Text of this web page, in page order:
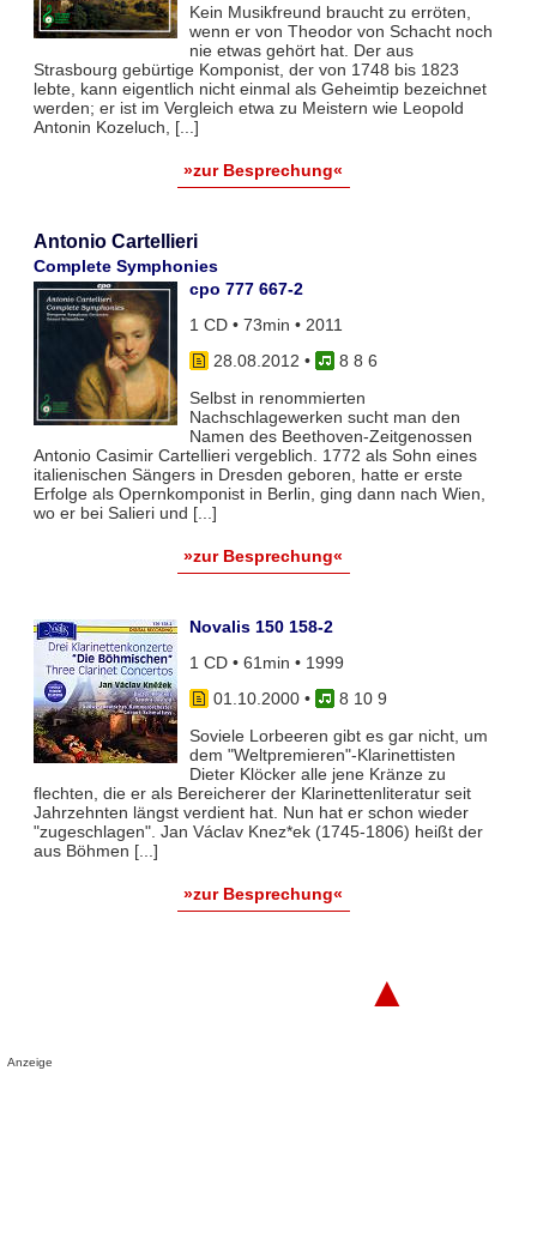
Kein Musikfreund braucht zu erröten,
wenn er von Theodor von Schacht noch
nie etwas gehört hat. Der aus
Strasbourg gebürtige Komponist, der von 1748 bis 1823
lebte, kann eigentlich nicht einmal als Geheimtip bezeichnet
werden; er ist im Vergleich etwa zu Meistern wie Leopold
Antonin Kozeluch, [...]
»zur Besprechung«
Antonio Cartellieri
Complete Symphonies
cpo 777 667-2
1 CD • 73min • 2011
28.08.2012 •
8 8 6
Selbst in renommierten
Nachschlagewerken sucht man den
Namen des Beethoven-Zeitgenossen
Antonio Casimir Cartellieri vergeblich. 1772 als Sohn eines
italienischen Sängers in Dresden geboren, hatte er erste
Erfolge als Opernkomponist in Berlin, ging dann nach Wien,
wo er bei Salieri und [...]
»zur Besprechung«
Novalis 150 158-2
1 CD • 61min • 1999
01.10.2000•
8 10 9
Soviele Lorbeeren gibt es gar nicht, um
dem "Weltpremieren"-Klarinettisten
Dieter Klöcker alle jene Kränze zu
flechten, die er als Bereicherer der Klarinettenliteratur seit
Jahrzehnten längst verdient hat. Nun hat er schon wieder
"zugeschlagen". Jan Václav Knez*ek (1745-1806) heißt der
aus Böhmen [...]
»zur Besprechung«
▲
Anzeige